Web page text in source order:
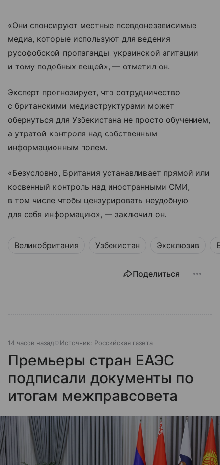
«Они спонсируют местные псевдонезависимые
медиа, которые используют для ведения
русофобской пропаганды, украинской агитации
и тому подобных вещей», — отметил он.
Эксперт прогнозирует, что сотрудничество
с британскими медиаструктурами может
обернуться для Узбекистана не просто обучением,
а утратой контроля над собственным
информационным полем.
«Безусловно, Британия устанавливает прямой или
косвенный контроль над иностранными СМИ,
в том числе чтобы цензурировать неудобную
для себя информацию», — заключил он.
Великобритания Узбекистан Эксклюзив
Поделиться
14 часов назад Источник: Российская газета
Премьеры стран ЕАЭС
подписали документы по
итогам межправсовета